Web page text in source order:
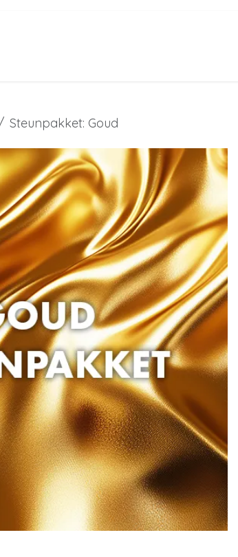
Steunpakket: Goud